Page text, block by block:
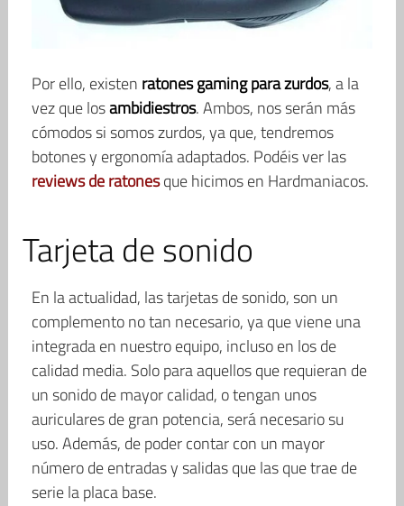
Por ello, existen ratones gaming para zurdos, a la
vez que losambidiestros. Ambos, nos serán más
cómodos si somos zurdos, ya que, tendremos
botones y ergonomía adaptados. Podéis ver las
reviews de ratonesque hicimos en Hardmaniacos.
Tarjeta de sonido
En la actualidad, las tarjetas de sonido, son un
complemento no tan necesario, ya que viene una
integrada en nuestro equipo, incluso en los de
calidad media. Solo para aquellos que requieran de
un sonido de mayor calidad, o tengan unos
auriculares de gran potencia, será necesario su
uso. Además, de poder contar con un mayor
número de entradas y salidas que las que trae de
serie la placa base.